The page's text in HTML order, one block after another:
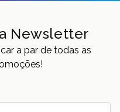
Newsletter
a par de todas as